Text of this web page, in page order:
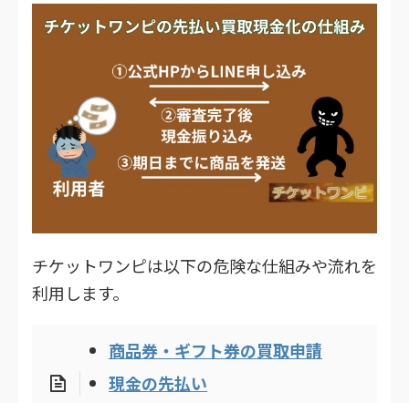
チケットワンピは以下の危険な仕組みや流れを
利用します。
商品券・ギフト券の買取申請
現金の先払い